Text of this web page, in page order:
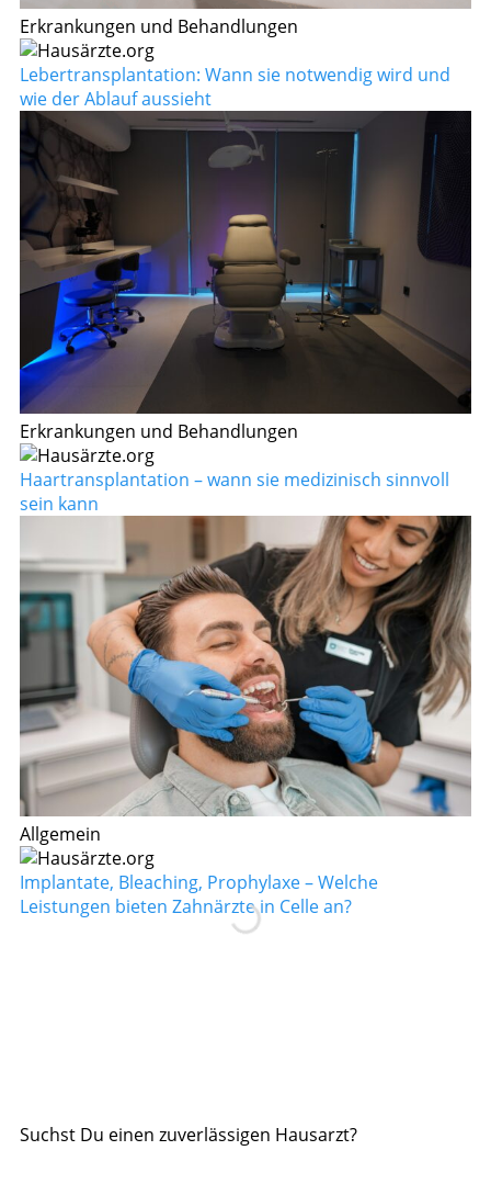
Erkrankungen und Behandlungen
Lebertransplantation: Wann sie notwendig wird und
wie der Ablauf aussieht
Erkrankungen und Behandlungen
Haartransplantation – wann sie medizinisch sinnvoll
sein kann
Allgemein
Implantate, Bleaching, Prophylaxe – Welche
Leistungen bieten Zahnärzte in Celle an?
Suchst Du einen zuverlässigen Hausarzt?